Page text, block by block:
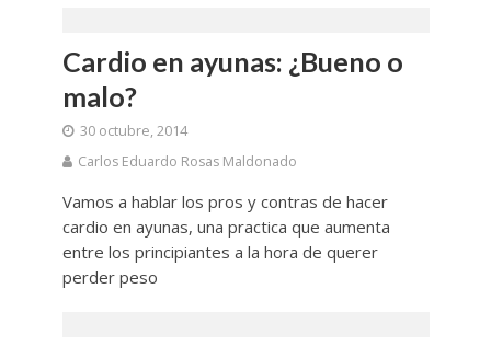
Cardio en ayunas: ¿Bueno o
malo?
30 octubre, 2014
Carlos Eduardo Rosas Maldonado
Vamos a hablar los pros y contras de hacer
cardio en ayunas, una practica que aumenta
entre los principiantes a la hora de querer
perder peso